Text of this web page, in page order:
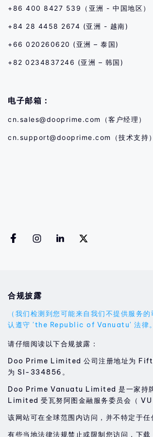
+86 400 8427 539（亚洲 - 中国地区）
+84 28 4458 2674 (亚洲 - 越南)
+66 020260620 (亚洲 – 泰国)
+82 0234837246 (亚洲 – 韩国)
电子邮箱：
cn.sales@dooprime.com （客户经理）
cn.support@dooprime.com （技术支持）
合规披露
（我们检测到您可能来自我们不提供服
认遵守 'the Republic of Vanuatu' 法律
请仔细阅读以下合规披露：
Doo Prime Limited 公司注册地址为
为 SI-334856。
Doo Prime Vanuatu Limited 是一家持
Limited 受瓦努阿图金融服务委员会（
该网站可在全球范围内访问，并不特定于
有些当地法律法规禁止或限制您访问，下